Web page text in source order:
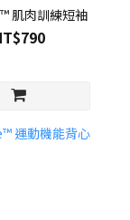
肌肉訓練短袖